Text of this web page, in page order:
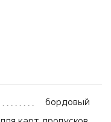
бордовый